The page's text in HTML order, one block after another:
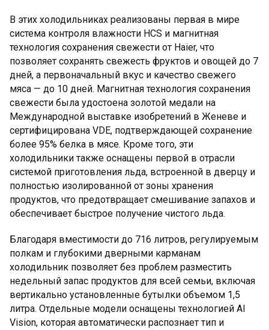
В этих холодильниках реализованы первая в мире
система контроля влажности HCS и магнитная
технология сохранения свежести от Haier, что
позволяет сохранять свежесть фруктов и овощей до 7
дней, а первоначальный вкус и качество свежего
мяса — до 10 дней. Магнитная технология сохранения
свежести была удостоена золотой медали на
Международной выставке изобретений в Женеве и
сертифицирована VDE, подтверждающей сохранение
более 95% белка в мясе. Кроме того, эти
холодильники также оснащены первой в отрасли
системой приготовления льда, встроенной в дверцу и
полностью изолированной от зоны хранения
продуктов, что предотвращает смешивание запахов и
обеспечивает быстрое получение чистого льда.
Благодаря вместимости до 716 литров, регулируемым
полкам и глубокими дверными карманам
холодильник позволяет без проблем разместить
недельный запас продуктов для всей семьи, включая
вертикально установленные бутылки объемом 1,5
литра. Отдельные модели оснащены технологией AI
Vision, которая автоматически распознает тип и